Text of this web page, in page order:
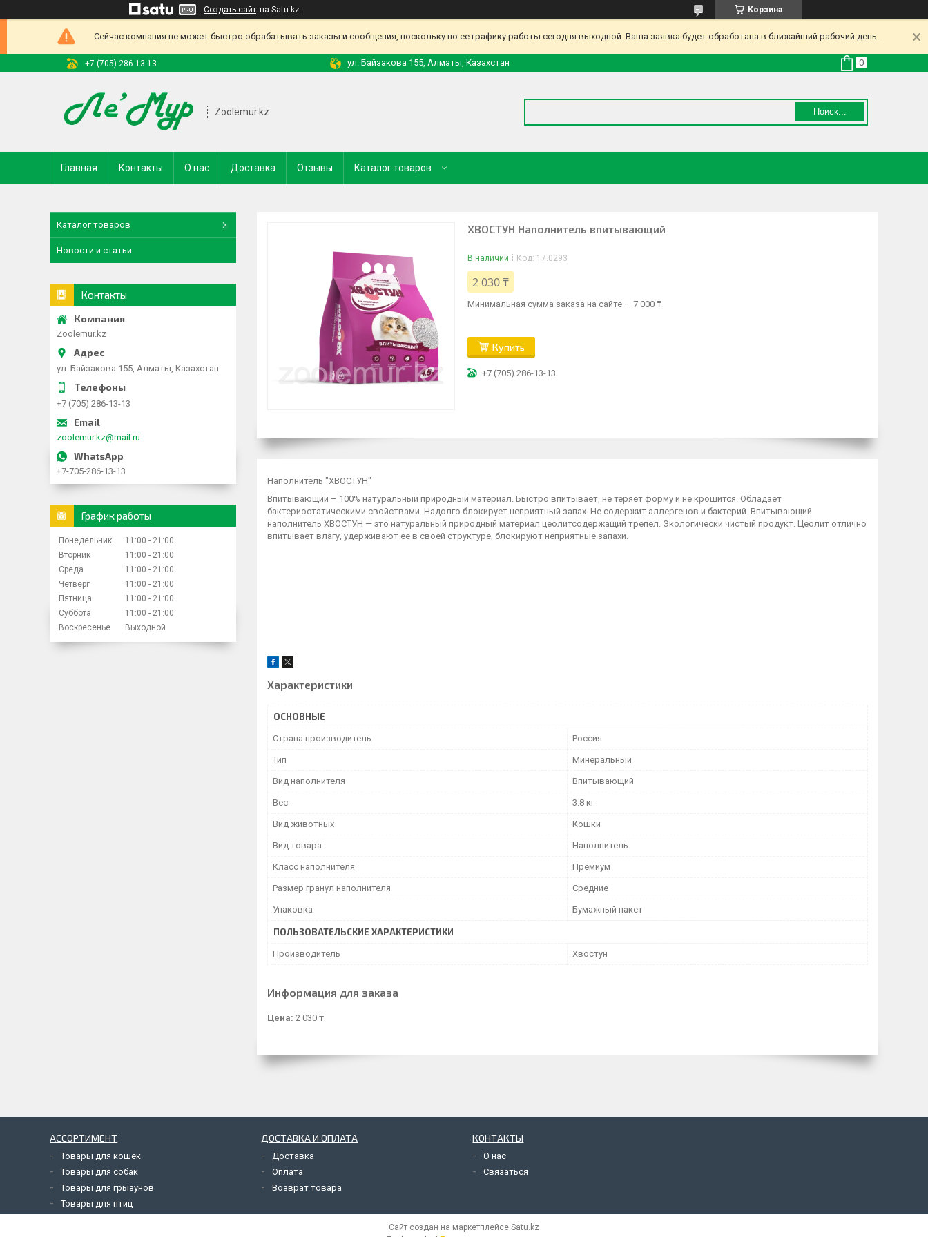
Создать сайт на Satu.kz Корзина
Сейчас компания не может быстро обрабатывать заказы и сообщения, поскольку по ее графику работы сегодня выходной. Ваша заявка будет обработана в ближайший рабочий день.
+7 (705) 286-13-13 ул. Байзакова 155, Алматы, Казахстан
Zoolemur.kz Поиск...
Главная Контакты О нас Доставка Отзывы Каталог товаров
ХВОСТУН Наполнитель впитывающий
В наличии Код: 17.0293
2 030 ₸
Минимальная сумма заказа на сайте — 7 000 ₸
Купить
+7 (705) 286-13-13
Наполнитель "ХВОСТУН"
Впитывающий – 100% натуральный природный материал. Быстро впитывает, не теряет форму и не крошится. Обладает
бактериостатическими свойствами. Надолго блокирует неприятный запах. Не содержит аллергенов и бактерий. Впитывающий
наполнитель ХВОСТУН — это натуральный природный материал цеолитсодержащий трепел. Экологически чистый продукт. Цеолит отлично
впитывает влагу, удерживают ее в своей структуре, блокируют неприятные запахи.
Характеристики
ОСНОВНЫЕ
Страна производитель Россия
Тип Минеральный
Вид наполнителя Впитывающий
Вес 3.8 кг
Вид животных Кошки
Вид товара Наполнитель
Класс наполнителя Премиум
Размер гранул наполнителя Средние
Упаковка Бумажный пакет
ПОЛЬЗОВАТЕЛЬСКИЕ ХАРАКТЕРИСТИКИ
Производитель Хвостун
Информация для заказа
Цена: 2 030 ₸
Каталог товаров
Новости и статьи
Контакты
Zoolemur.kz
ул. Байзакова 155, Алматы, Казахстан
+7 (705) 286-13-13
zoolemur.kz@mail.ru
+7-705-286-13-13
График работы
Понедельник 11:00
21:00
Вторник
11:00
21:00
Среда
11:00
21:00
Четверг
11:00
21:00
Пятница
11:00
21:00
Суббота
11:00
21:00
Воскресенье
Выходной
АССОРТИМЕНТ
Товары для кошек
Товары для собак
Товары для грызунов
Товары для птиц
ДОСТАВКА И ОПЛАТА
Доставка
Оплата
Возврат товара
КОНТАКТЫ
О нас
Связаться
Сайт создан на маркетплейсе Satu.kz